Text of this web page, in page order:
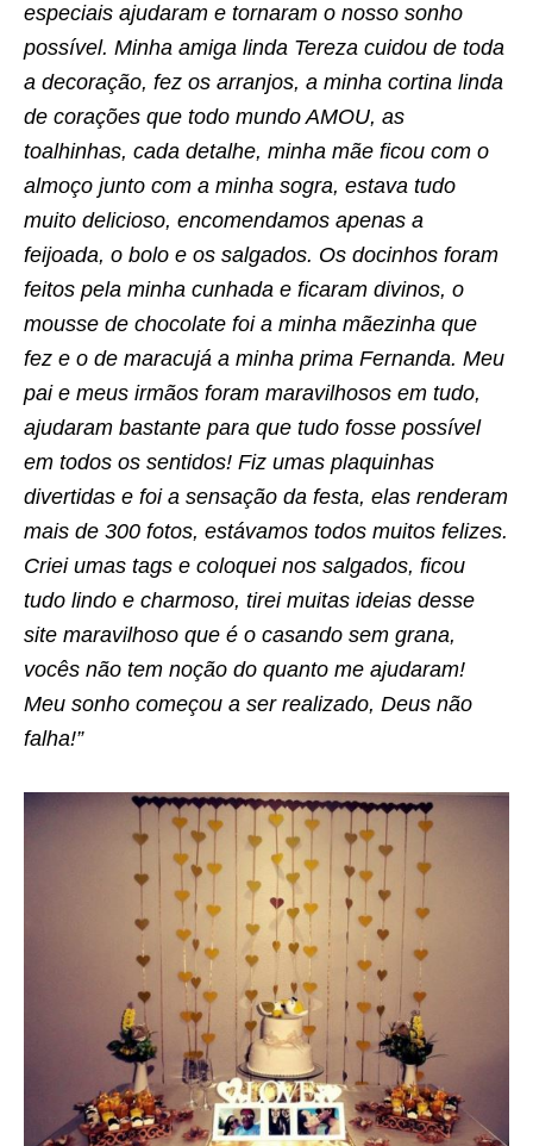
especiais ajudaram e tornaram o nosso sonho
possível. Minha amiga linda Tereza cuidou de toda
a decoração, fez os arranjos, a minha cortina linda
de corações que todo mundo AMOU, as
toalhinhas, cada detalhe, minha mãe ficou com o
almoço junto com a minha sogra, estava tudo
muito delicioso, encomendamos apenas a
feijoada, o bolo e os salgados. Os docinhos foram
feitos pela minha cunhada e ficaram divinos, o
mousse de chocolate foi a minha mãezinha que
fez e o de maracujá a minha prima Fernanda. Meu
pai e meus irmãos foram maravilhosos em tudo,
ajudaram bastante para que tudo fosse possível
em todos os sentidos! Fiz umas plaquinhas
divertidas e foi a sensação da festa, elas renderam
mais de 300 fotos, estávamos todos muitos felizes.
Criei umas tags e coloquei nos salgados, ficou
tudo lindo e charmoso, tirei muitas ideias desse
site maravilhoso que é o casando sem grana,
vocês não tem noção do quanto me ajudaram!
Meu sonho começou a ser realizado, Deus não
falha!”